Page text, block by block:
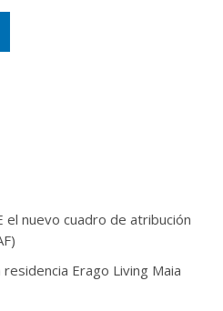
el nuevo cuadro de atribución
residencia Erago Living Maia